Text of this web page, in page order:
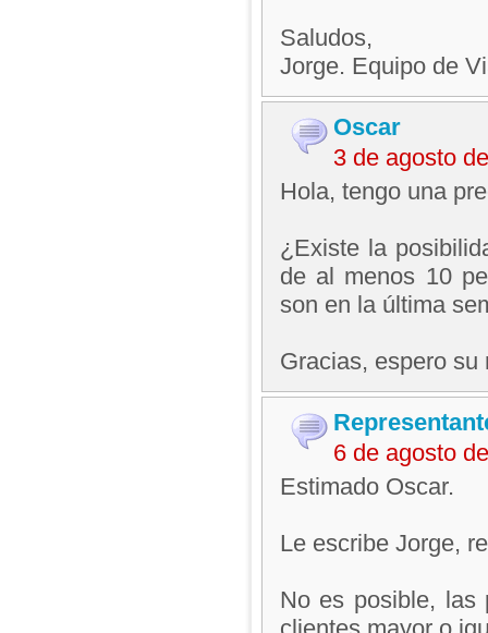
Saludos,
Jorge. Equipo de
Oscar
3 de agosto
Hola, tengo una
¿Existe la
de al menos 10
son en la última
Gracias, espero su
6 de agosto
Estimado Oscar.
Le escribe Jorge,
No es posible, las